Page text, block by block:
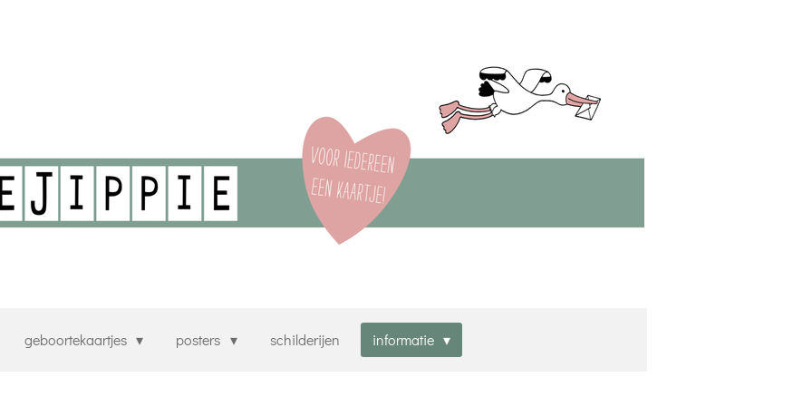
geboortekaartjes posters schilderijen informatie